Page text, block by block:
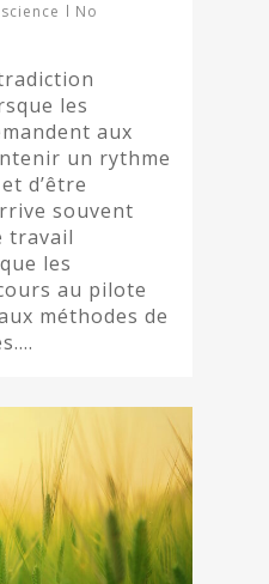
No
les
aux
un rythme
d’être
souvent
travail
les
au pilote
méthodes de